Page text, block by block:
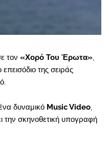
τον «Χορό Του Έρωτα»,
της σειράς
δυναμικό Music Video,
την σκηνοθετική υπογραφή